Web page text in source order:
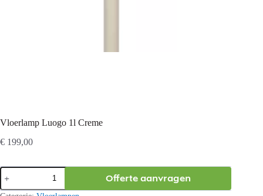
Vloerlamp Luogo 1l Creme
€ 199,00
Vloerlamp
Luogo
1l
Offerte aanvragen